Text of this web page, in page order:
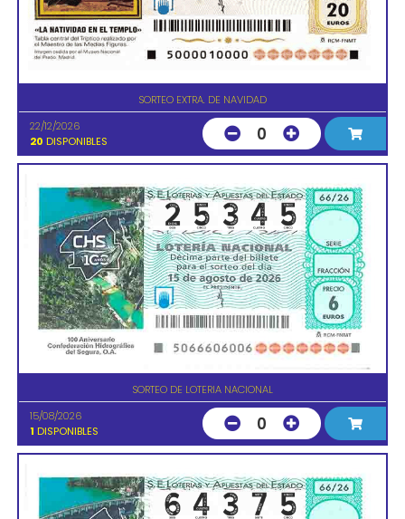
SORTEO EXTRA. DE NAVIDAD
22/12/2026
20 DISPONIBLES 0
SORTEO DE LOTERIA NACIONAL
15/08/2026
1 DISPONIBLES 0